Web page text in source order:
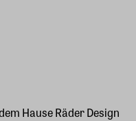
Hause Räder Design